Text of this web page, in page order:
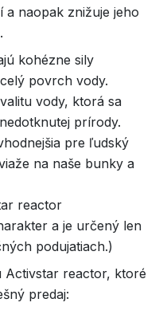
naopak znižuje jeho
kohézne sily
povrch vody.
vody, ktorá sa
prírody.
pre ľudský
na naše bunky a
reactor
a je určený len
podujatiach.)
Activstar reactor, ktoré
predaj: